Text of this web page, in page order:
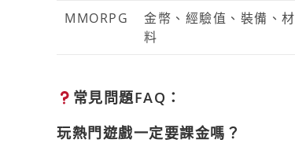
MMORPG
金幣、經驗值、裝備、材
料
常見問題FAQ：
玩熱門遊戲一定要課金嗎？